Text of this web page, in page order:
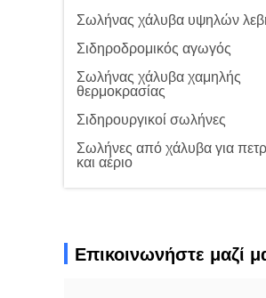
Σωλήνας χάλυβα υψηλών
Σιδηροδρομικός αγωγός
Σωλήνας χάλυβα χαμηλής
θερμοκρασίας
Σιδηρουργικοί σωλήνες
Σωλήνες από χάλυβα για
και αέριο
Επικοινωνήστε μαζί